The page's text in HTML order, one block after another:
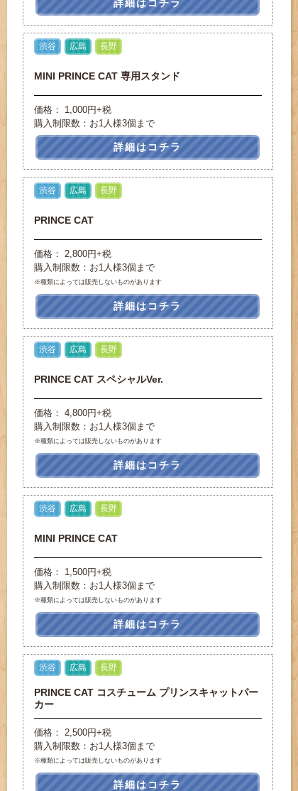
詳細はコチラ
渋谷 広島 長野
MINI PRINCE CAT 専用スタンド
価格： 1,000円+税
購入制限数：お1人様3個まで
詳細はコチラ
渋谷 広島 長野
PRINCE CAT
価格： 2,800円+税
購入制限数：お1人様3個まで
※種類によっては販売しないものがあります
詳細はコチラ
渋谷 広島 長野
PRINCE CAT スペシャルVer.
価格： 4,800円+税
購入制限数：お1人様3個まで
※種類によっては販売しないものがあります
詳細はコチラ
渋谷 広島 長野
MINI PRINCE CAT
価格： 1,500円+税
購入制限数：お1人様3個まで
※種類によっては販売しないものがあります
詳細はコチラ
渋谷 広島 長野
PRINCE CAT コスチューム プリンスキャットパー
カー
価格： 2,500円+税
購入制限数：お1人様3個まで
※種類によっては販売しないものがあります
詳細はコチラ